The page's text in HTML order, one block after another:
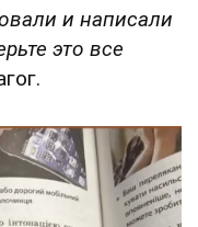
и написали
это все